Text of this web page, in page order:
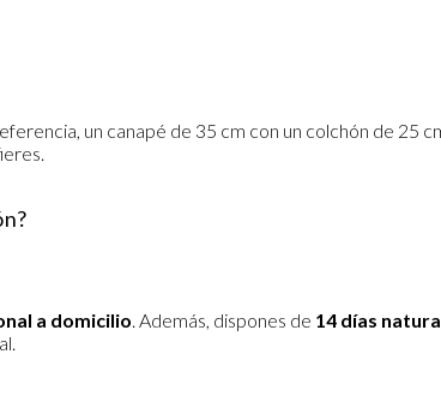
un canapé de 35 cm con un colchón de 25
a domicilio. Además, dispones de 14 días